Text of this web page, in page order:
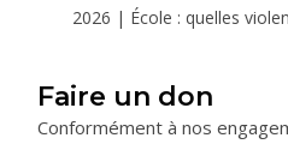
2026 | École : quelles
Faire un don
Conformément à nos